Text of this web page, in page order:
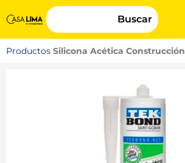
Buscar
Productos Silicona Acética Construcción